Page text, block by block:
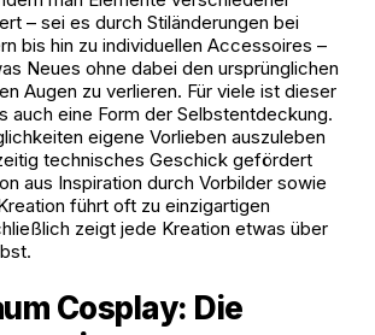
– sei es durch Stiländerungen bei
bis hin zu individuellen Accessoires –
Neues ohne dabei den ursprünglichen
Augen zu verlieren. Für viele ist dieser
auch eine Form der Selbstentdeckung.
eigene Vorlieben auszuleben
technisches Geschick gefördert
aus Inspiration durch Vorbilder sowie
führt oft zu einzigartigen
zeigt jede Kreation etwas über
Cosplay: Die